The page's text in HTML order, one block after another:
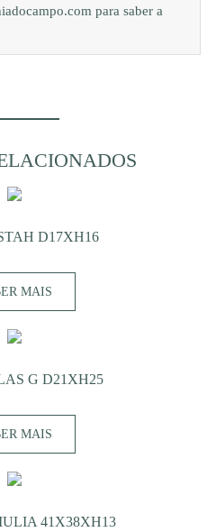
para saber a
D17XH16
MAIS
G D21XH25
MAIS
41X38XH13